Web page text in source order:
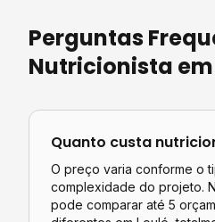
Perguntas
Nutricionista em
Quanto custa
O preço varia conforme o
complexidade do projeto.
pode comparar até 5